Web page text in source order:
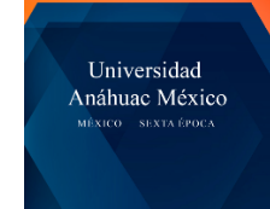
Quispe Remón, F. (2022).
humanos a la luz de la
Interamericana de Derechos
de Derecho Internacional, XXII,